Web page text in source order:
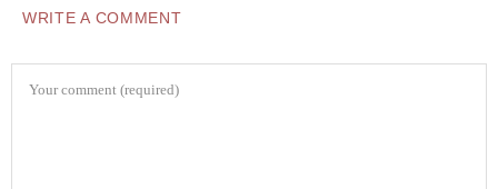
WRITE A COMMENT